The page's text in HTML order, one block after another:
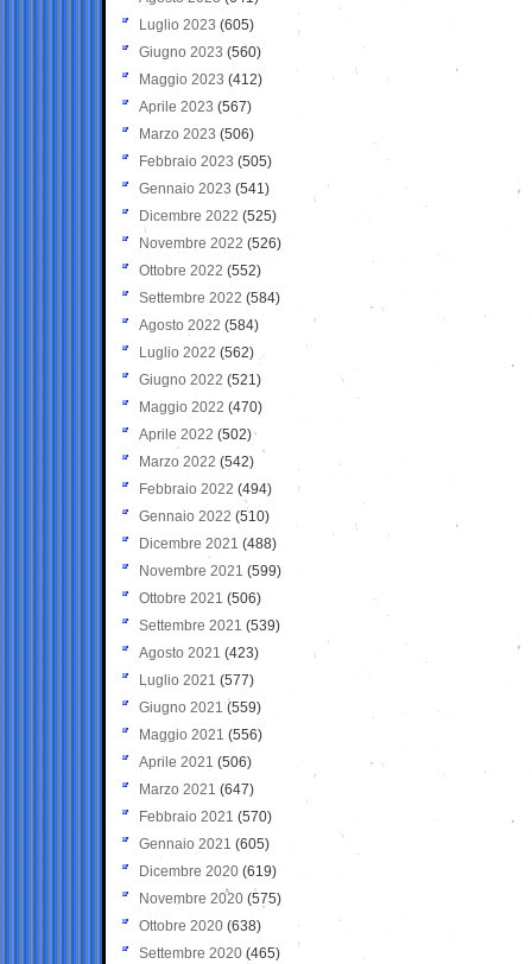
Luglio 2023 (605)
Giugno 2023 (560)
Maggio 2023 (412)
Aprile 2023 (567)
Marzo 2023 (506)
Febbraio 2023 (505)
Gennaio 2023 (541)
Dicembre 2022 (525)
Novembre 2022 (526)
Ottobre 2022 (552)
Settembre 2022 (584)
Agosto 2022 (584)
Luglio 2022 (562)
Giugno 2022 (521)
Maggio 2022 (470)
Aprile 2022 (502)
Marzo 2022 (542)
Febbraio 2022 (494)
Gennaio 2022 (510)
Dicembre 2021 (488)
Novembre 2021 (599)
Ottobre 2021 (506)
Settembre 2021 (539)
Agosto 2021 (423)
Luglio 2021 (577)
Giugno 2021(559)
Maggio 2021 (556)
Aprile 2021 (506)
Marzo 2021 (647)
Febbraio 2021 (570)
Gennaio 2021 (605)
Dicembre 2020 (619)
Novembre 2020 (575)
Ottobre 2020 (638)
Settembre 2020(465)